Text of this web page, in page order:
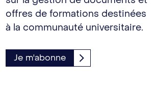
offres de formations destinées
à la communauté universitaire.
Je m'abonne